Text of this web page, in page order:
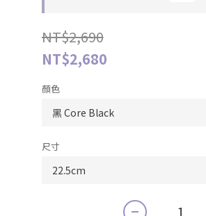
NT$2,690
NT$2,680
顏色
尺寸